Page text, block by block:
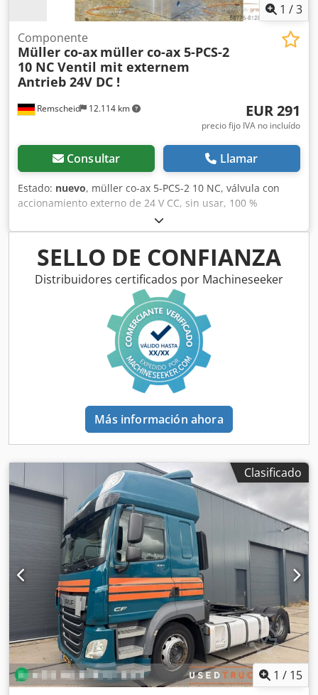
1 /3
Remscheid 12.114 km
Componente
Müller co-ax müller co-ax 5-PCS-2
10 NC Ventil mit externem
Antrieb 24V DC !
EUR 291
precio fijo IVA no incluído
Consultar Llamar
Estado: nuevo, müller co-ax 5-PCS-2 10 NC, válvula con
accionamiento externo de 24 V CC, sin usar, 100 %
funcional, el alcance del suministro se corresponde con las
fotos. Dsdpei Eb Tasfx Ai Iskr
SELLO DE CONFIANZA
Distribuidores certificados por Machineseeker
Más información ahora
Clasificado
1 / 15